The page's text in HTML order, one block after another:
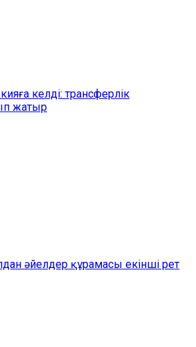
келді: трансферлік
жатыр
әйелдер құрамасы екінші рет